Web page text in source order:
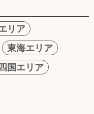
リア
東海エリア
四国エリア